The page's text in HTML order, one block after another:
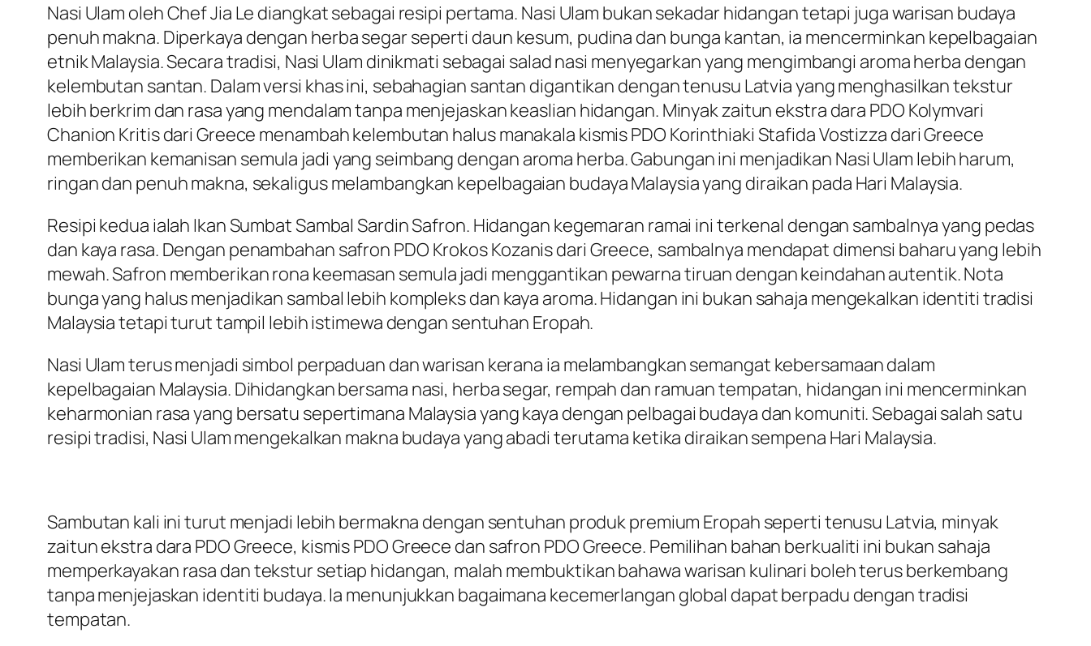
Nasi Ulam oleh Chef Jia Le diangkat sebagai resipi pertama. Nasi Ulam bukan sekadar hidangan tetapi juga warisan budaya
penuh makna. Diperkaya dengan herba segar seperti daun kesum, pudina dan bunga kantan, ia mencerminkan kepelbagaian
etnik Malaysia. Secara tradisi, Nasi Ulam dinikmati sebagai salad nasi menyegarkan yang mengimbangi aroma herba dengan
kelembutan santan. Dalam versi khas ini, sebahagian santan digantikan dengan tenusu Latvia yang menghasilkan tekstur
lebih berkrim dan rasa yang mendalam tanpa menjejaskan keaslian hidangan. Minyak zaitun ekstra dara PDO Kolymvari
Chanion Kritis dari Greece menambah kelembutan halus manakala kismis PDO Korinthiaki Stafida Vostizza dari Greece
memberikan kemanisan semula jadi yang seimbang dengan aroma herba. Gabungan ini menjadikan Nasi Ulam lebih harum,
ringan dan penuh makna, sekaligus melambangkan kepelbagaian budaya Malaysia yang diraikan pada Hari Malaysia.
Resipi kedua ialah Ikan Sumbat Sambal Sardin Safron. Hidangan kegemaran ramai ini terkenal dengan sambalnya yang pedas
dan kaya rasa. Dengan penambahan safron PDO Krokos Kozanis dari Greece, sambalnya mendapat dimensi baharu yang lebih
mewah. Safron memberikan rona keemasan semula jadi menggantikan pewarna tiruan dengan keindahan autentik. Nota
bunga yang halus menjadikan sambal lebih kompleks dan kaya aroma. Hidangan ini bukan sahaja mengekalkan identiti tradisi
Malaysia tetapi turut tampil lebih istimewa dengan sentuhan Eropah.
Nasi Ulam terus menjadi simbol perpaduan dan warisan kerana ia melambangkan semangat kebersamaan dalam
kepelbagaian Malaysia. Dihidangkan bersama nasi, herba segar, rempah dan ramuan tempatan, hidangan ini mencerminkan
keharmonian rasa yang bersatu sepertimana Malaysia yang kaya dengan pelbagai budaya dan komuniti. Sebagai salah satu
resipi tradisi, Nasi Ulam mengekalkan makna budaya yang abadi terutama ketika diraikan sempena Hari Malaysia.
Sambutan kali ini turut menjadi lebih bermakna dengan sentuhan produk premium Eropah seperti tenusu Latvia, minyak
zaitun ekstra dara PDO Greece, kismis PDO Greece dan safron PDO Greece. Pemilihan bahan berkualiti ini bukan sahaja
memperkayakan rasa dan tekstur setiap hidangan, malah membuktikan bahawa warisan kulinari boleh terus berkembang
tanpa menjejaskan identiti budaya. Ia menunjukkan bagaimana kecemerlangan global dapat berpadu dengan tradisi
tempatan.